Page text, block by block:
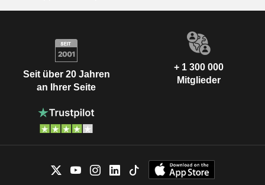
Seit über 20 Jahren
an Ihrer Seite
+ 1 300 000
Mitglieder